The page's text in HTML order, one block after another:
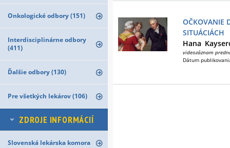
Onkologické odbory (151)
Interdisciplinárne odbory
(411)
Ďalšie odbory (130)
Pre všetkých lekárov (106)
ZDROJE INFORMÁCIÍ
Slovenská lekárska komora
OČKOVANIE
SITUÁCIÁCH
Hana
videozáznam
Dátum